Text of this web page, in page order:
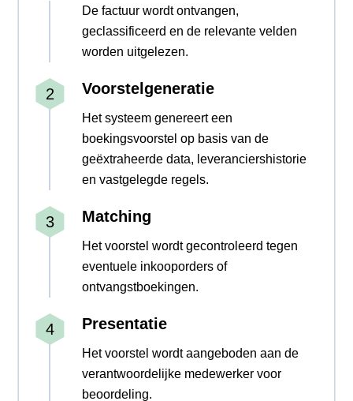
De factuur wordt ontvangen,
geclassificeerd en de relevante velden
worden uitgelezen.
Voorstelgeneratie
Het systeem genereert een
boekingsvoorstel op basis van de
geëxtraheerde data, leveranciershistorie
en vastgelegde regels.
Matching
Het voorstel wordt gecontroleerd tegen
eventuele inkooporders of
ontvangstboekingen.
Presentatie
Het voorstel wordt aangeboden aan de
verantwoordelijke medewerker voor
beoordeling.